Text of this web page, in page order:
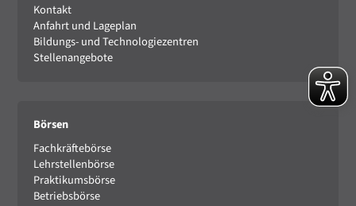
Kontakt
Anfahrt und Lageplan
Bildungs- und Technologiezentren
Stellenangebote
Börsen
Fachkräftebörse
Lehrstellenbörse
Praktikumsbörse
Betriebsbörse